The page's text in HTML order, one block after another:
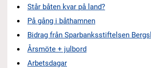
Står båten kvar på land?
På gång i båthamnen
Bidrag från Sparbanksstiftelsen
Årsmöte + julbord
Arbetsdagar